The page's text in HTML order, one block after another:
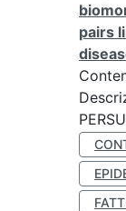
pairs